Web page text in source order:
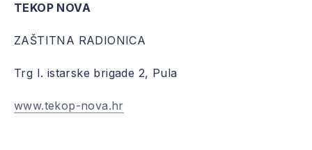
TEKOP NOVA
ZAŠTITNA RADIONICA
Trg I. istarske brigade 2, Pula
www.tekop-nova.hr